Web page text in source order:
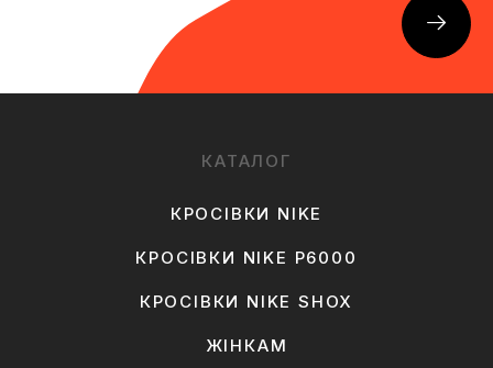
КАТАЛОГ
КРОСІВКИ NIKE
КРОСІВКИ NIKE P6000
КРОСІВКИ NIKE SHOX
ЖІНКАМ